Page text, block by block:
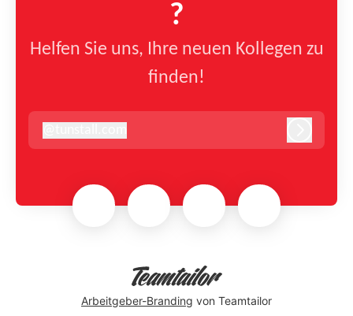
?
Helfen Sie uns, Ihre neuen Kollegen zu
finden!
tunstall.com
Arbeitgeber-Branding von Teamtailor